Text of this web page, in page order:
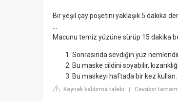
Bir yeşil çay poşetini yaklaşık 5 dakika
...
Macunu temiz yüzüne sürüp 15 dakika
Sonrasında sevdiğin yüz
Bu maske cildini soyabilir,
Bu maskeyi haftada bir kez kullan.
Kaynak kaldırma talebi Cevabın